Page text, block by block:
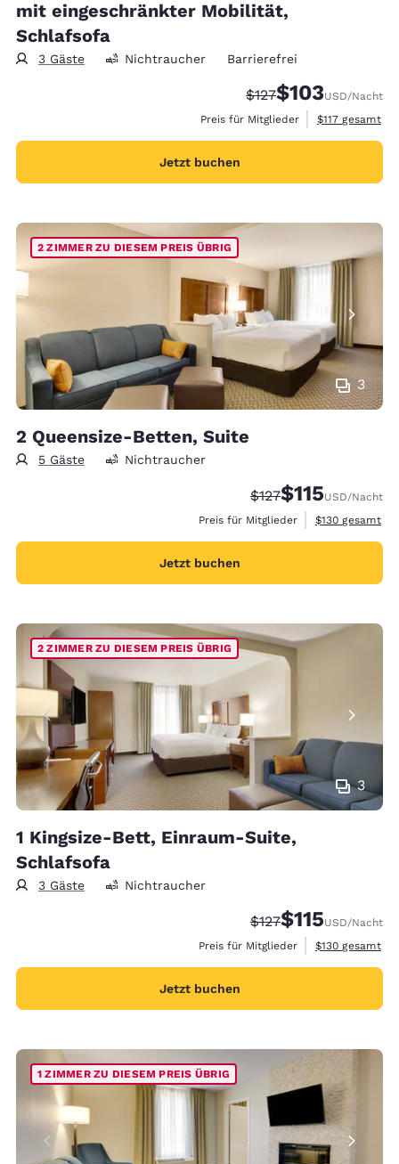
mit eingeschränkter Mobilität,
Schlafsofa
3 Gäste Nichtraucher Barrierefrei
Durchgestrichener
$127Vergünstigter
$103USD/Nacht
Preis für Mitglieder
Geschätzte
$117 gesamt
Jetzt buchen
3
2 ZIMMER ZU DIESEM PREIS ÜBRIG
2 Queensize-Betten, Suite
5 Gäste Nichtraucher
Durchgestrichener
$127Vergünstigter
$115USD/Nacht
Preis für Mitglieder
Geschätzte
$130 gesamt
Jetzt buchen
3
2 ZIMMER ZU DIESEM PREIS ÜBRIG
1 Kingsize-Bett, Einraum-Suite,
Schlafsofa
3 Gäste Nichtraucher
Durchgestrichener
$127Vergünstigter
$115USD/Nacht
Preis für Mitglieder
Geschätzte
$130 gesamt
Jetzt buchen
1 ZIMMER ZU DIESEM PREIS ÜBRIG